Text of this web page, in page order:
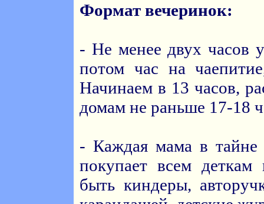
Формат вечеринок:
- Не менее двух часов
потом час на
Начинаем в 13 часов,
домам не раньше 17-18
- Каждая мама в тайне
покупает всем деткам
быть киндеры,